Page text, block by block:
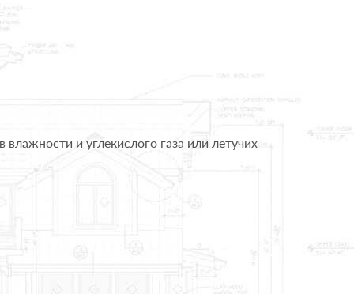
и углекислого газа или летучих